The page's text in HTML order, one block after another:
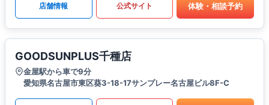
店舗情報 公式サイト 体験・相談予約
GOODSUNPLUS千種店
金屋駅から車で9分
愛知県名古屋市東区葵3-18-17サンプレー名古屋ビル8F-C